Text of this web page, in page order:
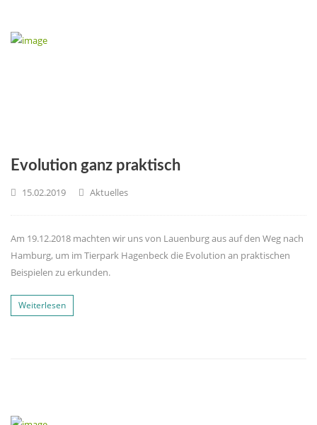
Evolution ganz praktisch
15.02.2019 Aktuelles
Am 19.12.2018 machten wir uns von Lauenburg aus auf den Weg nach
Hamburg, um im Tierpark Hagenbeck die Evolution an praktischen
Beispielen zu erkunden.
Weiterlesen